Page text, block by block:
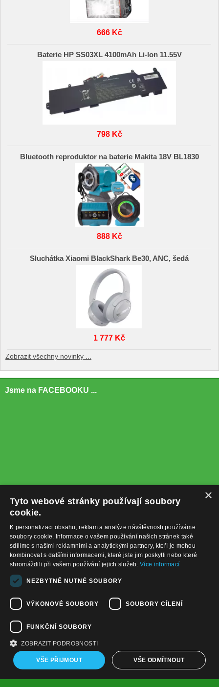
666 Kč
Baterie HP SS03XL 4100mAh Li-Ion 11.55V
798 Kč
Bluetooth reproduktor na baterie Makita 18V BL1830
888 Kč
Sluchátka Xiaomi BlackShark Be30, ANC, šedá
1 777 Kč
Zobrazit všechny novinky ...
Jsme na FACEBOOKU ...
+420732122225
obchod@baterie-nabijecka.cz
Navigace
Úvodní strana
Nákupní košík
Kontaktní informace
Odstoupení od smlouvy
×
Tyto webové stránky používají soubory
cookie.
K personalizaci obsahu, reklam a analýze návštěvnosti používáme
soubory cookie. Informace o vašem používání našich stránek také
sdílíme s našimi reklamními a analytickými partnery, kteří je mohou
kombinovat s dalšími informacemi, které jste jim poskytli nebo které
shromáždili při vašem používání jejich služeb.Více informací
NEZBYTNĚ NUTNÉ SOUBORY
VÝKONOVÉ SOUBORY SOUBORY CÍLENÍ
FUNKČNÍ SOUBORY
ZOBRAZIT PODROBNOSTI
VŠE PŘIJMOUT VŠE ODMÍTNOUT